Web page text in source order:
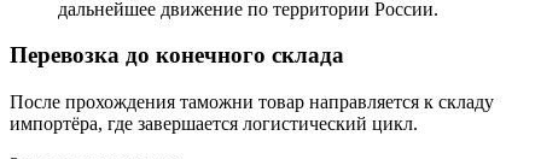
дальнейшее движение по территории России.
Перевозка до конечного склада
После прохождения таможни товар направляется к складу
импортёра, где завершается логистический цикл.